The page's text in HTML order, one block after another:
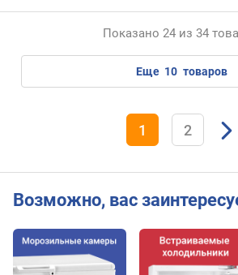
д
е
п
р
Показано 24 из 34
еще 10 товаров
1 2
Возможно, вас